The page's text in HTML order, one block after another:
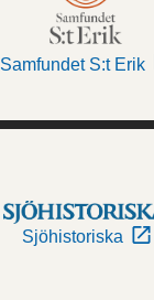
Samfundet S:t Erik
Sjöhistoriska